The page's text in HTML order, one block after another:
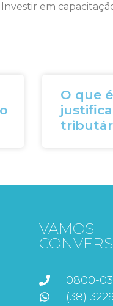
em
O que é
VAMOS
0800-
(38)